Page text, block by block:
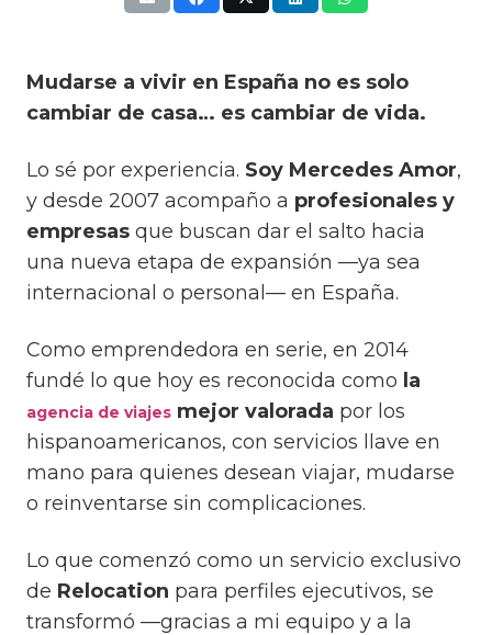
Mudarse a vivir en España no es solo
cambiar de casa… es cambiar de vida.
Lo sé por experiencia. Soy Mercedes Amor,
y desde 2007 acompaño a profesionales y
empresas que buscan dar el salto hacia
una nueva etapa de expansión —ya sea
internacional o personal— en España.
Como emprendedora en serie, en 2014
fundé lo que hoy es reconocida como la
agencia de viajes mejor valorada por los
hispanoamericanos, con servicios llave en
mano para quienes desean viajar, mudarse
o reinventarse sin complicaciones.
Lo que comenzó como un servicio exclusivo
de Relocation para perfiles ejecutivos, se
transformó —gracias a mi equipo y a la